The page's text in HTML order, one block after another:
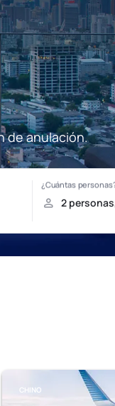
de anulación.
CHINO